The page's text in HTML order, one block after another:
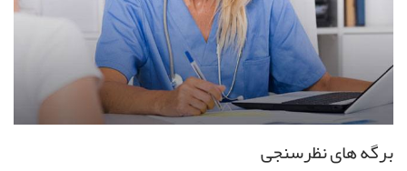
برگه های نظرسنجی